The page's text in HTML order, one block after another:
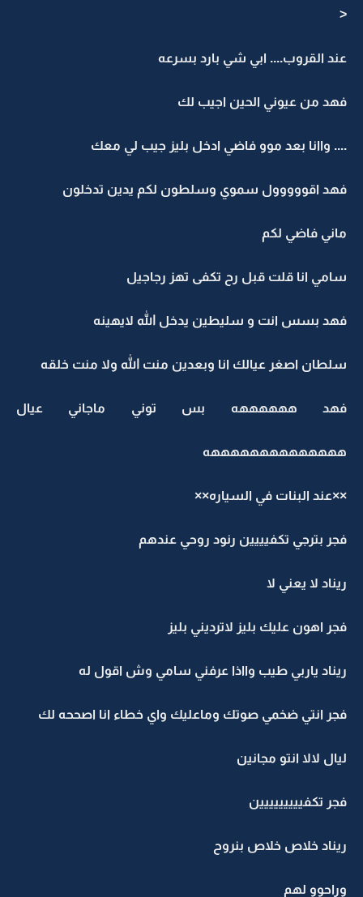
<
عند القروب.... ابي شي بارد بسرعه
فهد من عيوني الحين اجيب لك
.... واانا بعد موو فاضي ادخل بليز جيب لي معك
فهد اقووووول سموي وسلطون لكم يدين تدخلون
ماني فاضي لكم
سامي انا قلت قبل رح تكفى تهز رجاجيل
فهد بسس انت و سليطين يدخل الله لايهينه
سلطان اصغر عيالك انا وبعدين منت الله ولا منت خلقه
فهد ههههههه بس توني ماجاني عيال
ههههههههههههههه
××عند البنات في السياره××
فجر بترجي تكفيييين رنود روحي عندهم
ريناد لا يعني لا
فجر اهون عليك بليز لاترديني بليز
ريناد ياربي طيب وااذا عرفني سامي وش اقول له
فجر انتي ضخمي صوتك وماعليك واي خطاء انا اصححه لك
ليال لالا انتو مجانين
فجر تكفييييييييين
ريناد خلاص خلاص بنروح
وراحوو لهم